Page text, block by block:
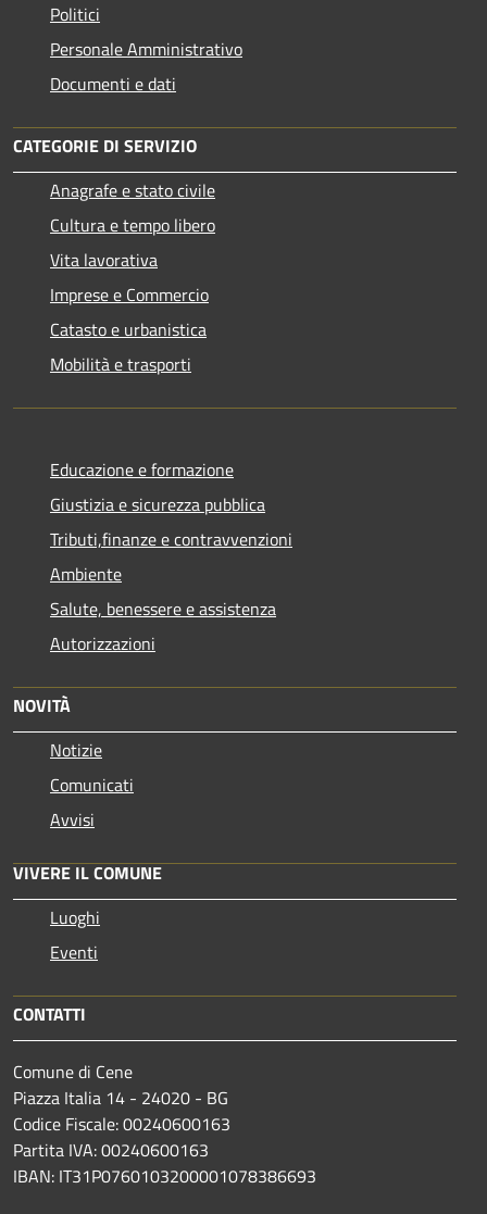
Politici
Personale Amministrativo
Documenti e dati
CATEGORIE DI SERVIZIO
Anagrafe e stato civile
Cultura e tempo libero
Vita lavorativa
Imprese e Commercio
Catasto e urbanistica
Mobilità e trasporti
Educazione e formazione
Giustizia e sicurezza pubblica
Tributi,finanze e contravvenzioni
Ambiente
Salute, benessere e assistenza
Autorizzazioni
NOVITÀ
Notizie
Comunicati
Avvisi
VIVERE IL COMUNE
Luoghi
Eventi
CONTATTI
Comune di Cene
Piazza Italia 14 - 24020 - BG
Codice Fiscale: 00240600163
Partita IVA: 00240600163
IBAN: IT31P0760103200001078386693